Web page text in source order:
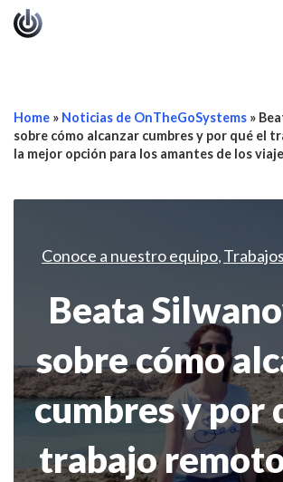
Home » Noticias de OnTheGoSystems »
sobre cómo alcanzar cumbres y por qué el
la mejor opción para los amantes de los
Conoce a nuestro equipo,
Beata
sobre cómo
cumbres y por
trabajo